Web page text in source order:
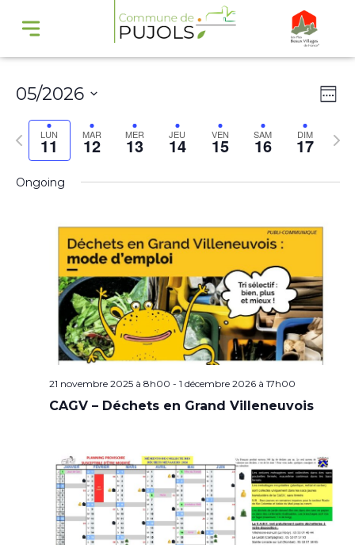
05/2026
Select
date.
LUN
11 MAR
12 MER
13 JEU
14 VEN
15 SAM
16 DIM
17
Previous
Ongoing
21 novembre 2025 à 8h00 - 1 décembre 2026 à 17h00
CAGV – Déchets en Grand Villeneuvois